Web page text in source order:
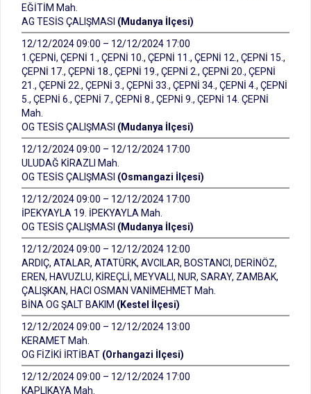
EĞİTİM Mah.
AG TESİS ÇALIŞMASI (Mudanya İlçesi)
12/12/2024 09:00 – 12/12/2024 17:00
1.ÇEPNİ, ÇEPNİ 1., ÇEPNİ 10., ÇEPNİ 11., ÇEPNİ 12., ÇEPNİ 15.,
ÇEPNİ 17., ÇEPNİ 18., ÇEPNİ 19., ÇEPNİ 2., ÇEPNİ 20., ÇEPNİ
21., ÇEPNİ 22., ÇEPNİ 3., ÇEPNİ 33., ÇEPNİ 34., ÇEPNİ 4., ÇEPNİ
5., ÇEPNİ 6., ÇEPNİ 7., ÇEPNİ 8., ÇEPNİ 9., ÇEPNİ 14. ÇEPNİ
Mah.
OG TESİS ÇALIŞMASI (Mudanya İlçesi)
12/12/2024 09:00 – 12/12/2024 17:00
ULUDAĞ KİRAZLI Mah.
OG TESİS ÇALIŞMASI (Osmangazi İlçesi)
12/12/2024 09:00 – 12/12/2024 17:00
İPEKYAYLA 19. İPEKYAYLA Mah.
OG TESİS ÇALIŞMASI (Mudanya İlçesi)
12/12/2024 09:00 – 12/12/2024 12:00
ARDIÇ, ATALAR, ATATÜRK, AVCILAR, BOSTANCI, DERİNÖZ,
EREN, HAVUZLU, KİREÇLİ, MEYVALI, NUR, SARAY, ZAMBAK,
ÇALIŞKAN, HACI OSMAN VANİMEHMET Mah.
BİNA OG ŞALT BAKIM (Kestel İlçesi)
12/12/2024 09:00 – 12/12/2024 13:00
KERAMET Mah.
OG FİZİKİ İRTİBAT (Orhangazi İlçesi)
12/12/2024 09:00 – 12/12/2024 17:00
KAPLIKAYA Mah.